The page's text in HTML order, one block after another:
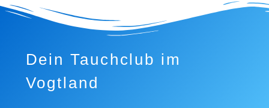
Dein Tauchclub im
Vogtland